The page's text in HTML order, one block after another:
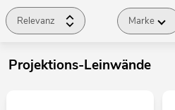
Relevanz Marke
Projektions-Leinwände